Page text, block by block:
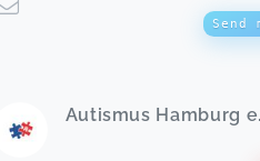
Send
Autismus Hamburg